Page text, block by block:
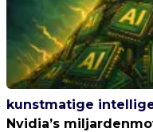
kunstmatige
Nvidia’s